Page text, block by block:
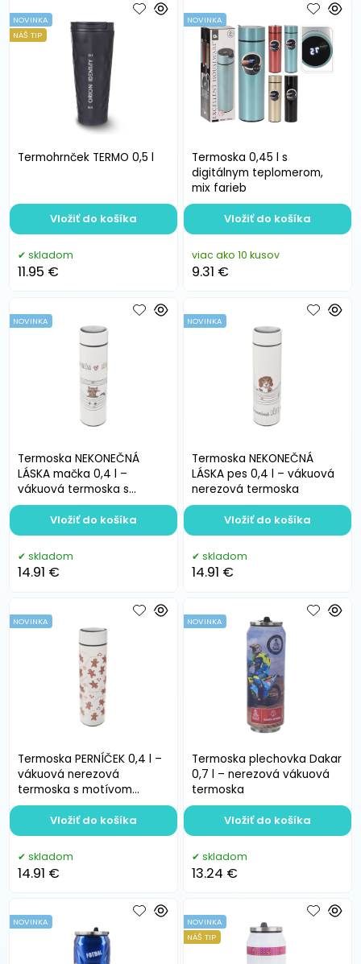
Termohrnček TERMO 0,5 l
NOVINKA
NÁŠ TIP
skladom
11.95 €
Vložiť do košíka
Termoska 0,45 l s
digitálnym teplomerom,
mix farieb
NOVINKA
viac ako 10 kusov
9.31 €
Vložiť do košíka
Termoska NEKONEČNÁ
LÁSKA mačka 0,4 l –
vákuová termoska s
viečkom na závit
NOVINKA
skladom
14.91 €
Vložiť do košíka
Termoska NEKONEČNÁ
LÁSKA pes 0,4 l – vákuová
nerezová termoska
NOVINKA
skladom
14.91 €
Vložiť do košíka
Termoska PERNÍČEK 0,4 l –
vákuová nerezová
termoska s motívom
perníčka
NOVINKA
skladom
14.91 €
Vložiť do košíka
Termoska plechovka Dakar
0,7 l – nerezová vákuová
termoska
NOVINKA
skladom
13.24 €
Vložiť do košíka
NOVINKA
NOVINKA
NÁŠ TIP